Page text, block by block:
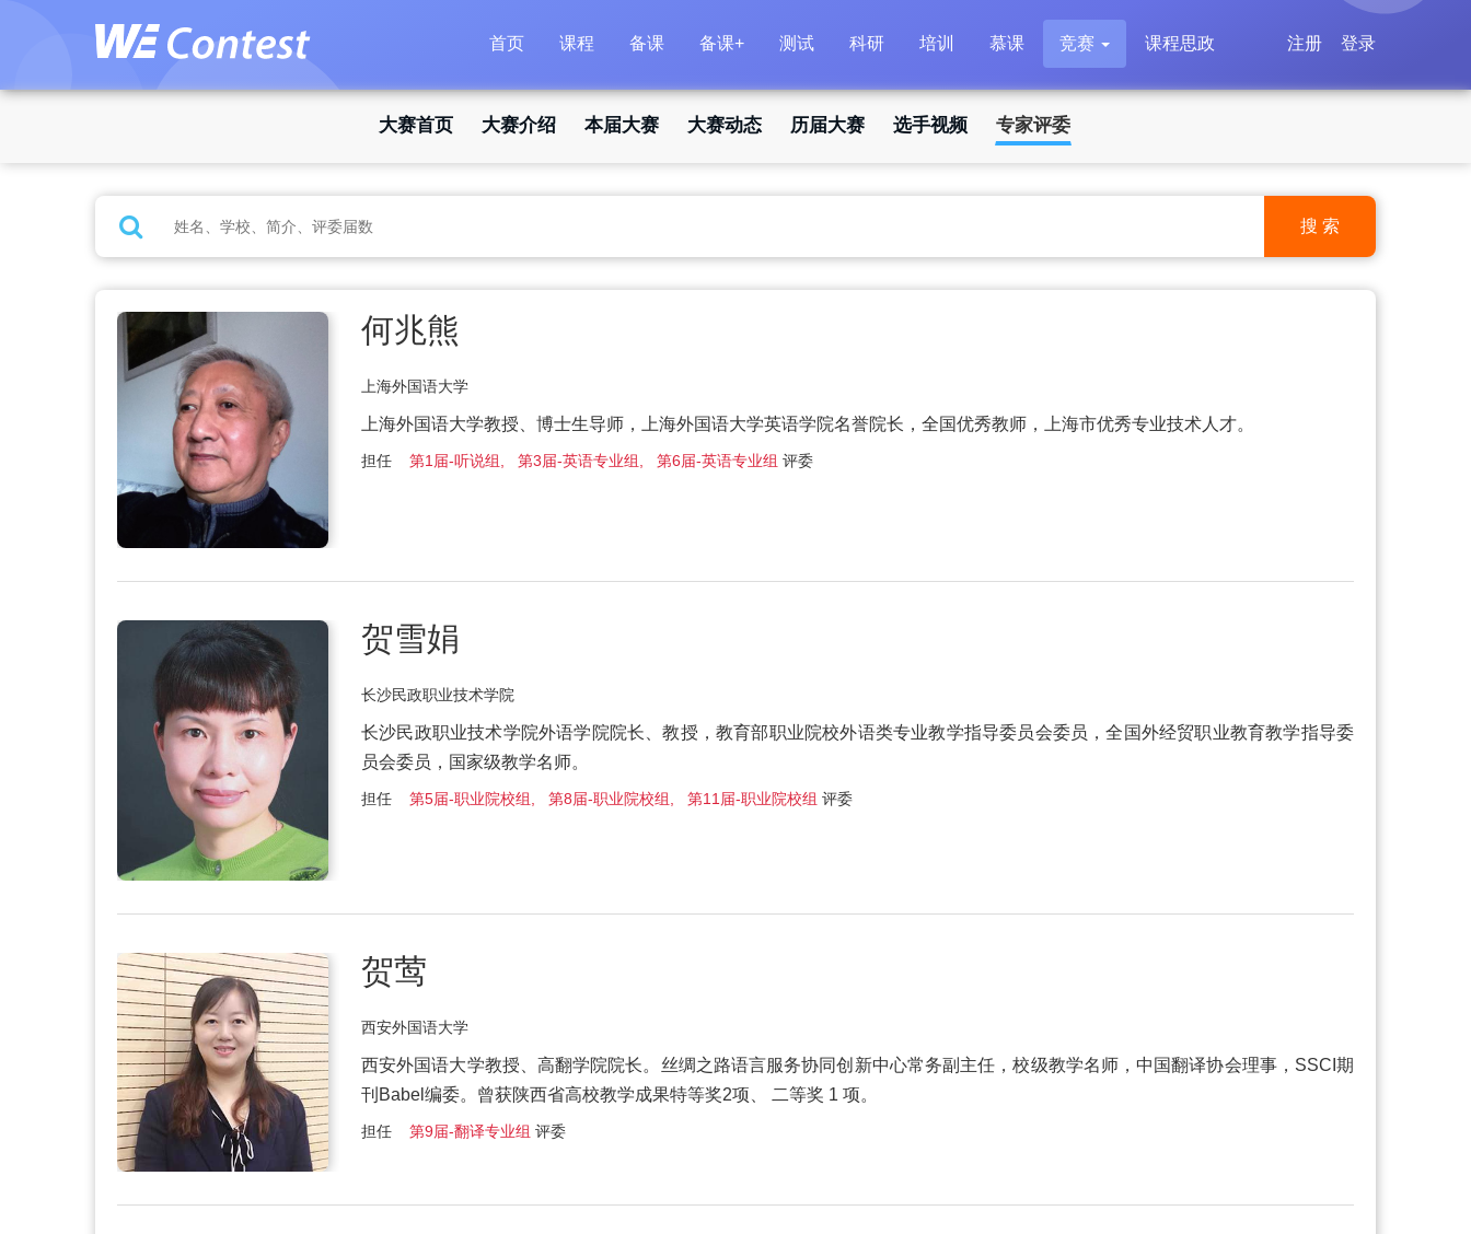
首页 课程 备课 备课+ 测试 科研 培训 慕课 竞赛 课程思政 登录
注册
大赛首页 大赛介绍 本届大赛 大赛动态 历届大赛 选手视频 专家评委
搜 索
何兆熊
上海外国语大学
上海外国语大学教授、博士生导师，上海外国语大学英语学院名誉院长，全国优秀教师，上海市优秀专业技术人才。
担任 第1届-听说组, 第3届-英语专业组, 第6届-英语专业组 评委
贺雪娟
长沙民政职业技术学院
长沙民政职业技术学院外语学院院长、教授，教育部职业院校外语类专业教学指导委员会委员，全国外经贸职业教育教学指导委
员会委员，国家级教学名师。
担任 第5届-职业院校组, 第8届-职业院校组, 第11届-职业院校组 评委
贺莺
西安外国语大学
西安外国语大学教授、高翻学院院长。丝绸之路语言服务协同创新中心常务副主任，校级教学名师，中国翻译协会理事，SSCI期
刊Babel编委。曾获陕西省高校教学成果特等奖2项、 二等奖 1 项。
担任 第9届-翻译专业组 评委